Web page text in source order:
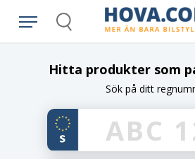
Search
Hitta produkter som
Sök på ditt